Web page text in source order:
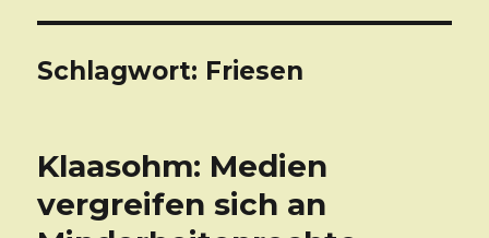
Schlagwort: Friesen
Klaasohm: Medien
vergreifen sich an